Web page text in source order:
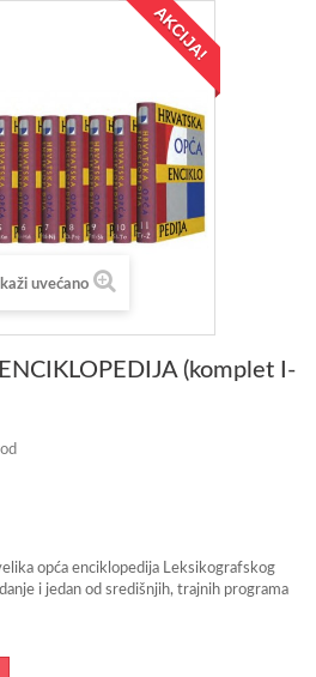
AKCIJA!
uvećano
(komplet I-
opća enciklopedija Leksikografskog
i jedan od središnjih, trajnih programa